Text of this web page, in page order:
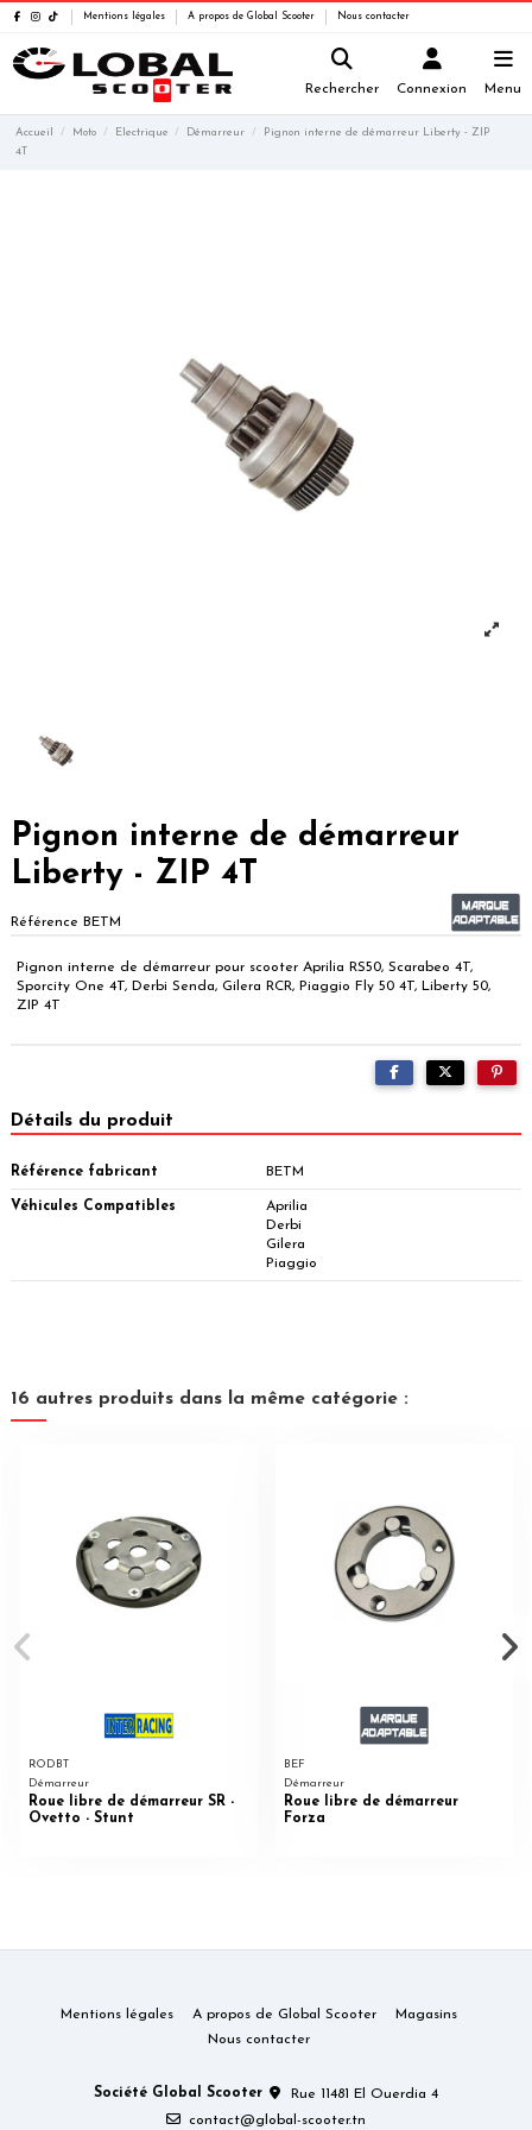
Mentions légales A propos de Global Scooter Nous contacter
Rechercher Connexion Menu
Accueil Moto Electrique Démarreur
Pignon interne de démarreur Liberty - ZIP
4T
Pignon interne de démarreur
Liberty - ZIP 4T
Référence BETM
Pignon interne de démarreur pour scooter Aprilia RS50, Scarabeo 4T,
Sporcity One 4T, Derbi Senda, Gilera RCR, Piaggio Fly 50 4T, Liberty 50,
ZIP 4T
Détails du produit
Référence fabricant BETM
Véhicules Compatibles
Aprilia
Derbi
Gilera
Piaggio
16 autres produits dans la même catégorie :
RODBT
Démarreur
Roue libre de démarreur SR -
Ovetto - Stunt
BEF
Démarreur
Roue libre de démarreur
Forza
Mentions légales A propos de Global Scooter
Magasins
Nous contacter
Société Global Scooter
Rue 11481 El Ouerdia 4
contact@global-scooter.tn